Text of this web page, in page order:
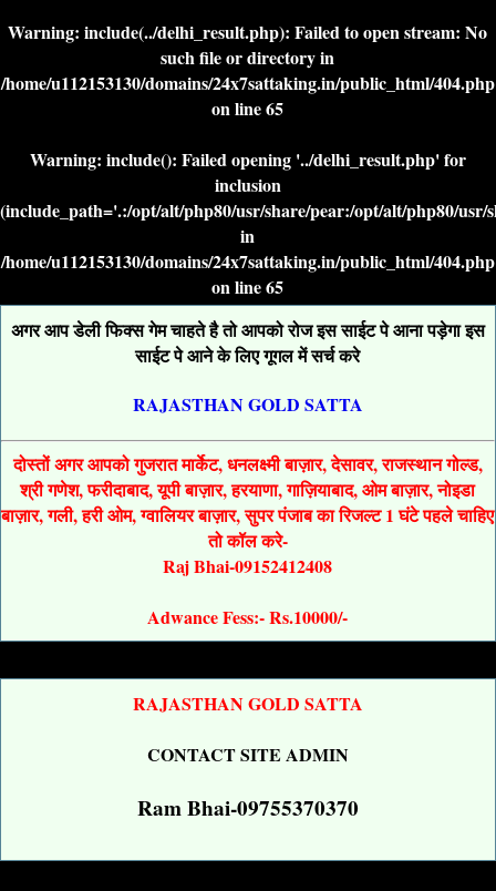
Warning: include(../delhi_result.php): Failed to open stream: No
such file or directory in
/home/u112153130/domains/24x7sattaking.in/public_html/404.php
on line65
Warning: include(): Failed opening '../delhi_result.php' for
inclusion
(include_path='.:/opt/alt/php80/usr/share/pear:/opt/alt/php80/
in
/home/u112153130/domains/24x7sattaking.in/public_html/404.php
on line65
अगर आप डेली फिक्स गेम चाहते है तो आपको रोज इस साईट पे आना पड़ेगा इस
साईट पे आने के लिए गूगल में सर्च करे
RAJASTHAN GOLD SATTA
दोस्तों अगर आपको गुजरात मार्केट, धनलक्ष्मी बाज़ार, देसावर, राजस्थान गोल्ड,
श्री गणेश, फरीदाबाद, यूपी बाज़ार, हरयाणा, गाज़ियाबाद, ओम बाज़ार, नोइडा
बाज़ार, गली, हरी ओम, ग्वालियर बाज़ार, सुपर पंजाब का रिजल्ट 1 घंटे पहले चाहिए
तो कॉल करे-
Raj Bhai-09152412408
Adwance Fess:- Rs.10000/-
RAJASTHAN GOLD SATTA
CONTACT SITE ADMIN
Ram Bhai-09755370370